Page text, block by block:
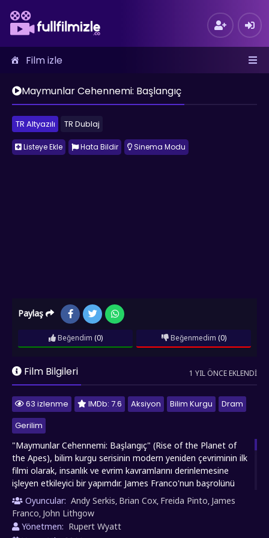
Film izle
Maymunlar Cehennemi: Başlangıç
TR Altyazılı TR Dublaj
Listeye Ekle Hata Bildir Sinema Modu
Paylaş
Beğendim (0) Beğenmedim (0)
Film Bilgileri 1 YIL ÖNCE EKLENDI
63 izlenme IMDb: 7.6 Aksiyon Bilim Kurgu
Dram
Gerilim
"Maymunlar Cehennemi: Başlangıç" (Rise of the Planet of
the Apes), bilim kurgu serisinin modern yeniden çevriminin ilk
filmi olarak, insanlık ve evrim kavramlarını derinlemesine
işleyen etkileyici bir yapımdır. James Franco'nun başrolünü
üstlendiği film, bilimsel hırsın ve ahlaki değerlerin çatışmasını
ele alır. Hikaye, genetik mühendisi Will Rodman'ın Alzheimer
hastalığıyla mücadele eden babasını kurtarma çabasıyla
başlar. Rodman, geliştirdiği deneysel ilacın beyin
Oyuncular: Andy Serkis, Brian Cox, Freida Pinto, James
Franco, John Lithgow
Yönetmen: Rupert Wyatt